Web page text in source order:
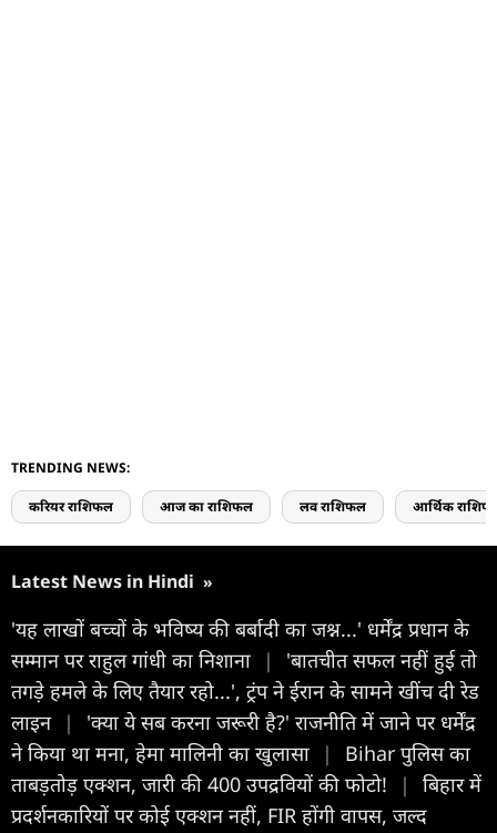
TRENDING NEWS:
करियर राशिफल आज का राशिफल लव राशिफल आर्थिक
Latest News in Hindi »
'यह लाखों बच्चों के भविष्य की बर्बादी का जश्न...' धर्मेंद्र प्रधान के
सम्मान पर राहुल गांधी का निशाना
|
'बातचीत सफल नहीं हुई तो
तगड़े हमले के लिए तैयार रहो...', ट्रंप ने ईरान के सामने खींच दी रेड
लाइन |
'क्या ये सब करना जरूरी है?' राजनीति में जाने पर धर्मेंद्र
ने किया था मना, हेमा मालिनी का खुलासा
|
Bihar पुलिस का
ताबड़तोड़ एक्शन, जारी की 400 उपद्रवियों की फोटो!
|
बिहार में
प्रदर्शनकारियों पर कोई एक्शन नहीं, FIR होंगी वापस, जल्द